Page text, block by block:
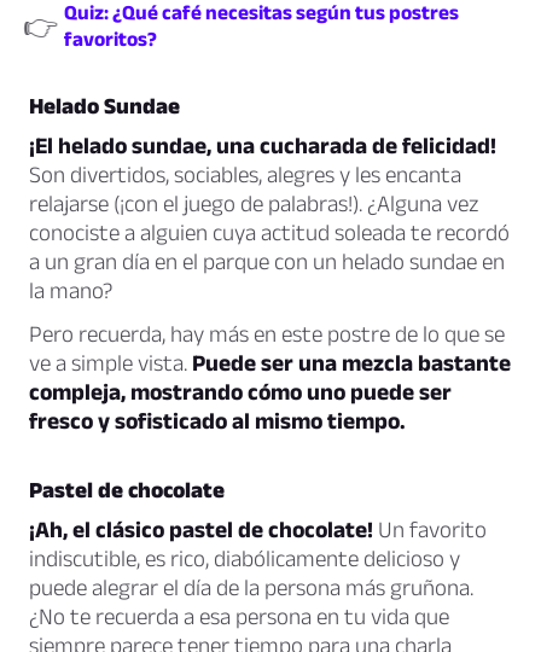
👉 Quiz: ¿Qué café necesitas según tus postres
favoritos?
Helado Sundae
¡El helado sundae, una cucharada de felicidad!
Son divertidos, sociables, alegres y les encanta
relajarse (¡con el juego de palabras!). ¿Alguna vez
conociste a alguien cuya actitud soleada te recordó
a un gran día en el parque con un helado sundae en
la mano?
Pero recuerda, hay más en este postre de lo que se
ve a simple vista. Puede ser una mezcla bastante
compleja, mostrando cómo uno puede ser
fresco y sofisticado al mismo tiempo.
Pastel de chocolate
¡Ah, el clásico pastel de chocolate! Un favorito
indiscutible, es rico, diabólicamente delicioso y
puede alegrar el día de la persona más gruñona.
¿No te recuerda a esa persona en tu vida que
siempre parece tener tiempo para una charla